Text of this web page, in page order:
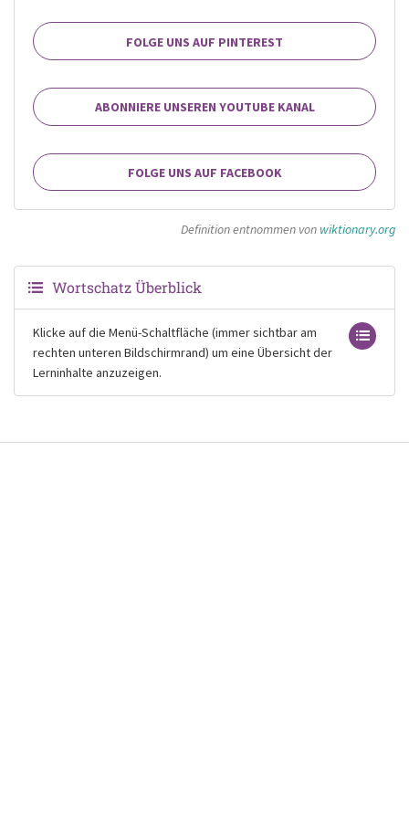
FOLGE UNS AUF PINTEREST
ABONNIERE UNSEREN YOUTUBE KANAL
FOLGE UNS AUF FACEBOOK
Definition entnommen von wiktionary.org
Wortschatz Überblick
Klicke auf die Menü-Schaltfläche (immer sichtbar am
rechten unteren Bildschirmrand) um eine Übersicht der
Lerninhalte anzuzeigen.